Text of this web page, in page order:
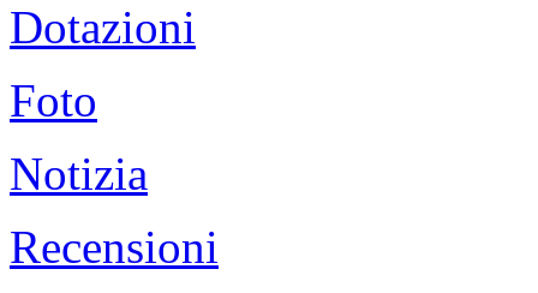
Dotazioni
Foto
Notizia
Recensioni